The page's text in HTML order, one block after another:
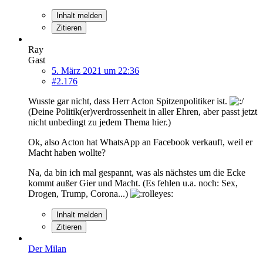
Inhalt melden
Zitieren
Ray
Gast
5. März 2021 um 22:36
#2.176
Wusste gar nicht, dass Herr Acton Spitzenpolitiker ist.
(Deine Politik(er)verdrossenheit in aller Ehren, aber passt jetzt
nicht unbedingt zu jedem Thema hier.)
Ok, also Acton hat WhatsApp an Facebook verkauft, weil er
Macht haben wollte?
Na, da bin ich mal gespannt, was als nächstes um die Ecke
kommt außer Gier und Macht. (Es fehlen u.a. noch: Sex,
Drogen, Trump, Corona...)
Inhalt melden
Zitieren
Der Milan